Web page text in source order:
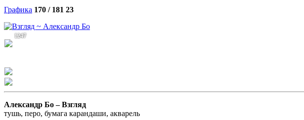
Графика 170 / 181 23
1247
Александр Бо –Взгляд
тушь, перо, бумага карандаши, акварель